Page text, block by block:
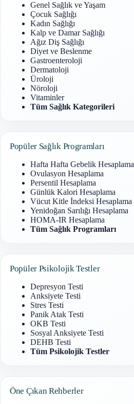
Genel Sağlık ve Yaşam
Çocuk Sağlığı
Kadın Sağlığı
Kalp ve Damar Sağlığı
Ağız Diş Sağlığı
Diyet ve Beslenme
Gastroenteroloji
Dermatoloji
Üroloji
Nöroloji
Vitaminler
Tüm Sağlık Kategorileri
Popüler Sağlık Programları
Hafta Hafta Gebelik Hesaplama
Ovulasyon Hesaplama
Persentil Hesaplama
Günlük Kalori Hesaplama
Vücut Kitle İndeksi Hesaplama
Yenidoğan Sarılığı Hesaplama
HOMA-IR Hesaplama
Tüm Sağlık Programları
Popüler Psikolojik Testler
Depresyon Testi
Anksiyete Testi
Stres Testi
Panik Atak Testi
OKB Testi
Sosyal Anksiyete Testi
DEHB Testi
Tüm Psikolojik Testler
Öne Çıkan Rehberler